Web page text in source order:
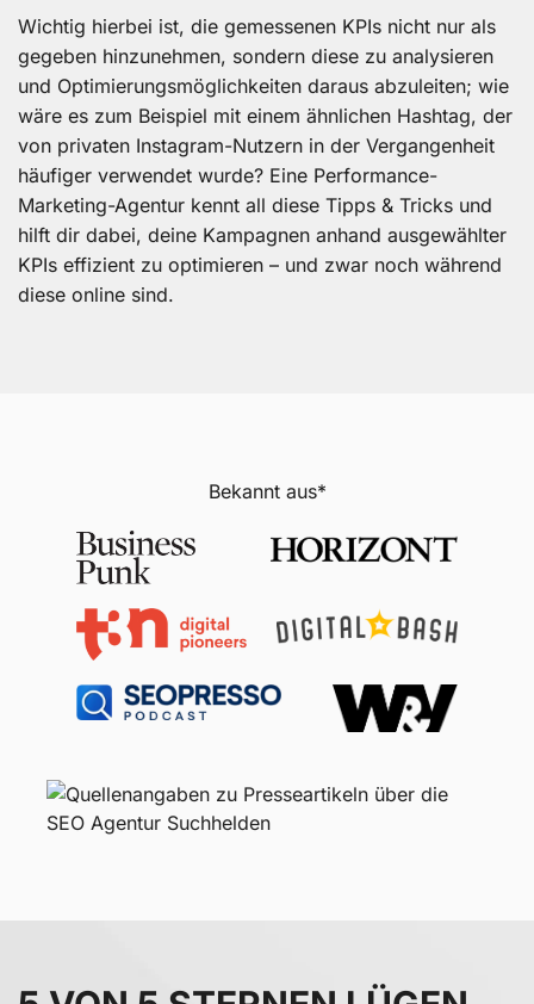
Wichtig hierbei ist, die gemessenen KPIs nicht nur als
gegeben hinzunehmen, sondern diese zu analysieren
und Optimierungsmöglichkeiten daraus abzuleiten; wie
wäre es zum Beispiel mit einem ähnlichen Hashtag, der
von privaten Instagram-Nutzern in der Vergangenheit
häufiger verwendet wurde? Eine Performance-
Marketing-Agentur kennt all diese Tipps & Tricks und
hilft dir dabei, deine Kampagnen anhand ausgewählter
KPIs effizient zu optimieren – und zwar noch während
diese online sind.
Bekannt aus*